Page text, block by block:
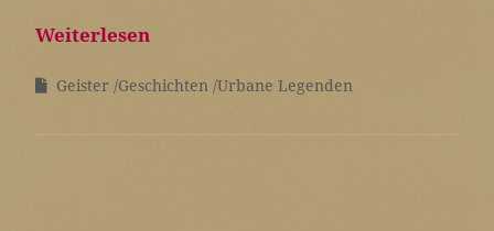
Weiterlesen
Geister Geschichten Urbane Legenden